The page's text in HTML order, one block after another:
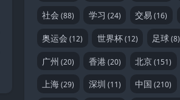
社会 (88) 学习 (24) 交易 (16)
奥运会 (12) 世界杯(12) 足球(8)
广州 (20) 香港 (20) 北京(151)
上海(29) 深圳 (11) 中国 (210)